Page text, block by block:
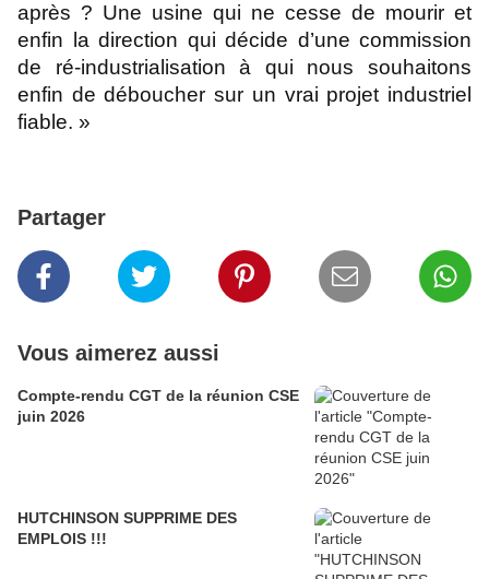
après ? Une usine qui ne cesse de mourir et
enfin la direction qui décide d’une commission
de ré-industrialisation à qui nous souhaitons
enfin dedéboucher sur un vrai projet industriel
fiable. »
Partager
Vous aimerez aussi
Compte-rendu CGT de la réunion CSE
juin 2026
HUTCHINSON SUPPRIME DES
EMPLOIS !!!